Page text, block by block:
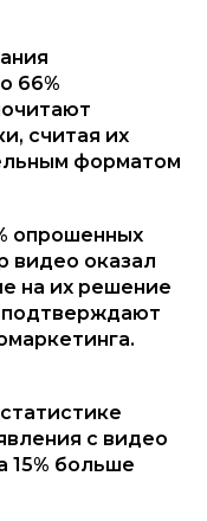
66%
считая их
форматом
опрошенных
видео оказал
на их решение
подтверждают
с видео
15% больше